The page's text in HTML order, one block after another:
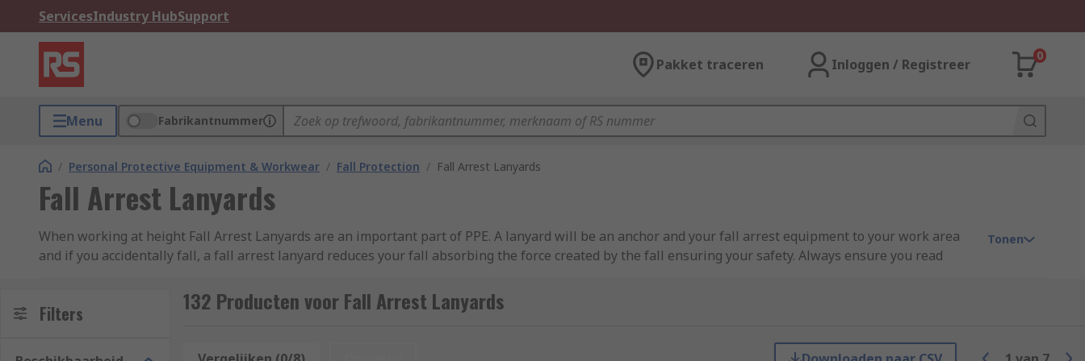
ServicesIndustry HubSupport
Pakket traceren Inloggen / Registreer
0
Menu Fabrikantnummer
/ Personal Protective Equipment & Workwear / Fall Protection / Fall Arrest Lanyards
Fall Arrest Lanyards
When working at height Fall Arrest Lanyards are an important part of PPE. A lanyard will be an anchor and your fall arrest equipment to your work area
and if you accidentally fall, a fall arrest lanyard reduces your fall absorbing the force created by the fall ensuring your safety. Always ensure you read
Types of Fall Arrest Lanyard Available?
There are 3 main types of fall arrest lanyards available. Always ensure, no matter which type of lanyard you use, that you have checked the length of the
Tonen
Filters 132 Producten voor Fall Arrest Lanyards